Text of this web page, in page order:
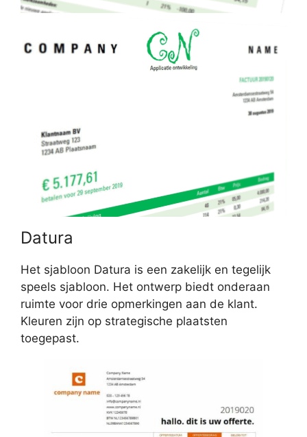
Datura
Het sjabloon Datura is een zakelijk en tegelijk
speels sjabloon. Het ontwerp biedt onderaan
ruimte voor drie opmerkingen aan de klant.
Kleuren zijn op strategische plaatsten
toegepast.